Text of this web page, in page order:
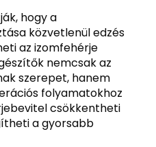
hogy a
közvetlenül edzés
az izomfehérje
nemcsak az
szerepet, hanem
folyamatokhoz
csökkentheti
a gyorsabb